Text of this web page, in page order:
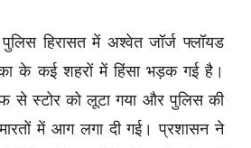
पुलिस हिरासत में अश्वेत जॉर्ज फ्लॉयड
के कई शहरों में हिंसा भड़क गई है।
से स्टोर को लूटा गया और पुलिस की
में आग लगा दी गई। प्रशासन ने